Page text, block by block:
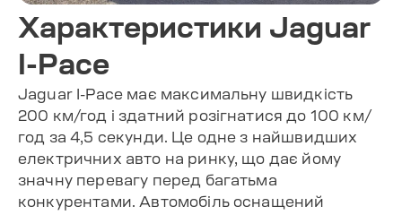
Характеристики Jaguar
I-Pace
Jaguar I-Pace має максимальну швидкість
200 км/год і здатний розігнатися до 100 км/
год за 4,5 секунди. Це одне з найшвидших
електричних авто на ринку, що дає йому
значну перевагу перед багатьма
конкурентами. Автомобіль оснащений